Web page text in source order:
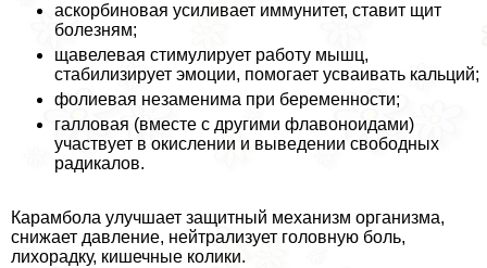
аскорбиновая усиливает иммунитет, ставит щит
болезням;
щавелевая стимулирует работу мышц,
стабилизирует эмоции, помогает усваивать кальций;
фолиевая незаменима при беременности;
галловая (вместе с другими флавоноидами)
участвует в окислении и выведении свободных
радикалов.
Карамбола улучшает защитный механизм организма,
снижает давление, нейтрализует головную боль,
лихорадку, кишечные колики.